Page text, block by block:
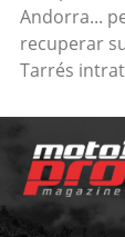
Andorra...
recuperar
Tarrés